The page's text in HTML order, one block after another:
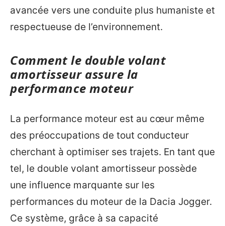
avancée vers une conduite plus humaniste et
respectueuse de l’environnement.
Comment le double volant
amortisseur assure la
performance moteur
La performance moteur est au cœur même
des préoccupations de tout conducteur
cherchant à optimiser ses trajets. En tant que
tel, le double volant amortisseur possède
une influence marquante sur les
performances du moteur de la Dacia Jogger.
Ce système, grâce à sa capacité